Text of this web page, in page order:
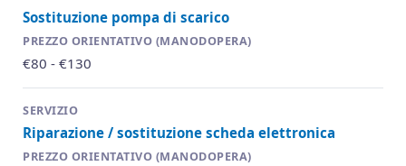
Sostituzione pompa di scarico
€80 - €130
Riparazione / sostituzione scheda elettronica